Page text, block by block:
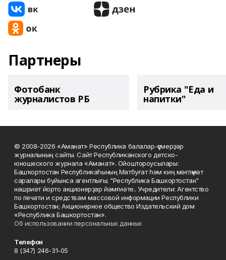
Партнеры
Фотобанк
журналистов РБ
Рубрика "Еда и
напитки"
© 2008-2026 «Аманат» Республика балалар-үҫмерҙәр
журналының сайты. Сайт Республиканского детско-
юношеского журнала «Аманат». Ойоштороусылары:
Башҡортостан Республикаһының Матбуғат һәм киң мәғлүмәт
саралары буйынса агентлығы; "Республика Башкортостан"
нәшриәт йорто акционерҙар йәмғиәте.. Учредители: Агентство
по печати и средствам массовой информации Республики
Башкортостан; Акционерное общество Издательский дом
«Республика Башкортостан».
Об использовании персональных данных
Телефон
8 (347) 246-31-05